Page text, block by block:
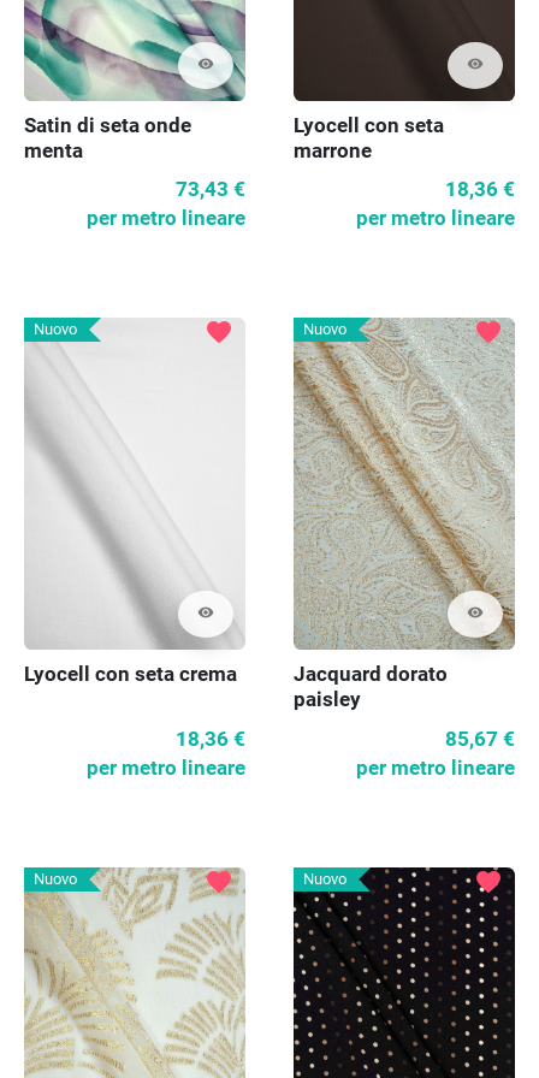
visibility
Satin di seta onde
menta
73,43 €
per metro lineare
visibility
Lyocell con seta
marrone
18,36 €
per metro lineare
Nuovo
visibility
favorite
Lyocell con seta crema
18,36 €
per metro lineare
Nuovo
visibility
favorite
Jacquard dorato
paisley
85,67 €
per metro lineare
Nuovo favorite Nuovo favorite